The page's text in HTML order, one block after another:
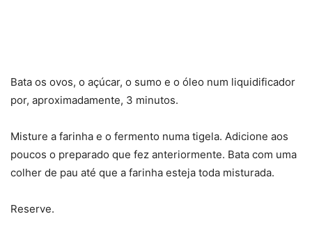
Bata os ovos, o açúcar, o sumo e o óleo num liquidificador
por, aproximadamente, 3 minutos.
Misture a farinha e o fermento numa tigela. Adicione aos
poucos o preparado que fez anteriormente. Bata com uma
colher de pau até que a farinha esteja toda misturada.
Reserve.